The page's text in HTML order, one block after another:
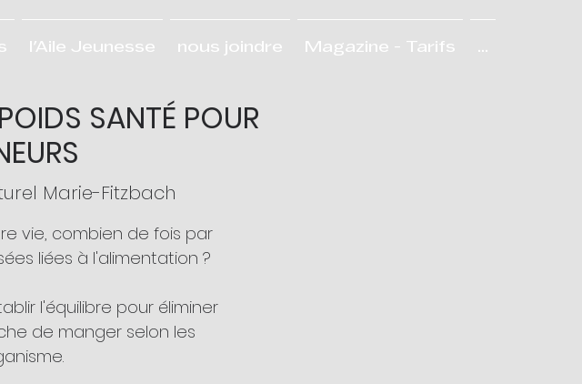
l'Aile Jeunesse nous joindre Magazine - Tarifs ...
SANTÉ POUR
Marie-Fitzbach
vie, combien de fois par
liées à l'alimentation ?
l'équilibre pour éliminer
de manger selon les